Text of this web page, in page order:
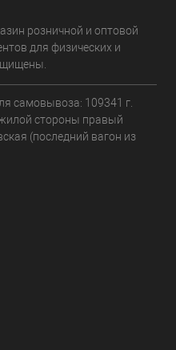
розничной и оптовой
для физических и
самовывоза: 109341 г.
стороны правый
(последний вагон из